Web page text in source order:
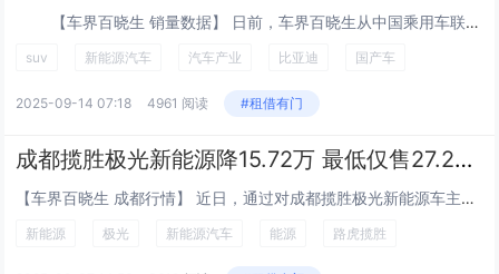
【车界百晓生 销量数据】 日前，车界百晓生从中国乘用车联席会获得了最新公布的销量数据。2025年7月宋L EV销量为1133辆，在比...
suv 新能源汽车 汽车产业 比亚迪 国产车
2025-09-14 07:18 4961 阅读 #租借有门
成都揽胜极光新能源降15.72万 最低仅售27.26万
【车界百晓生 成都行情】 近日，通过对成都揽胜极光新能源车主实际成交价追踪，车界百晓生发现，揽胜极光新能源目前在售的1款车型最高优惠达15.72万元，实际成交价格为27.26万元，详见下表： 揽胜...
新能源 极光 新能源汽车 能源 路虎揽胜